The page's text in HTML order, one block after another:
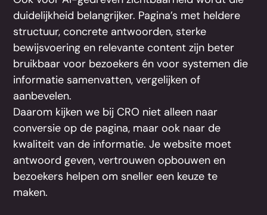
duidelijkheid belangrijker. Pagina’s met heldere
structuur, concrete antwoorden, sterke
bewijsvoering en relevante content zijn beter
bruikbaar voor bezoekers én voor systemen die
informatie samenvatten, vergelijken of
aanbevelen.
Daarom kijken we bij CRO niet alleen naar
conversie op de pagina, maar ook naar de
kwaliteit van de informatie. Je website moet
antwoord geven, vertrouwen opbouwen en
bezoekers helpen om sneller een keuze te
maken.